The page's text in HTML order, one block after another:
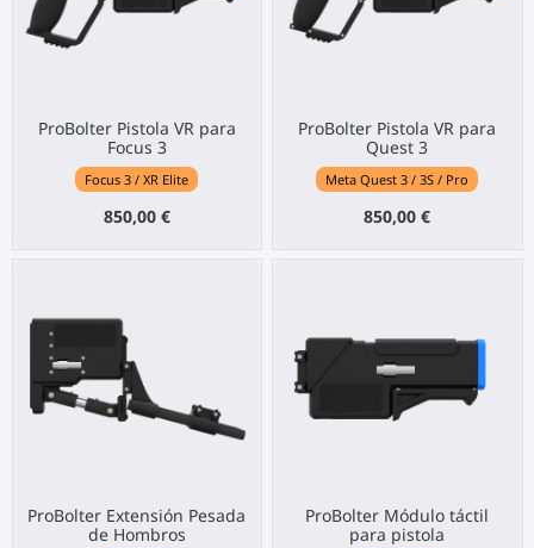
ProBolter Pistola VR para
Focus 3
Focus 3 / XR Elite
850,00 €
ProBolter Pistola VR para
Quest 3
Meta Quest 3 / 3S / Pro
850,00 €
ProBolter Extensión Pesada
de Hombros
ProBolter Módulo táctil
para pistola